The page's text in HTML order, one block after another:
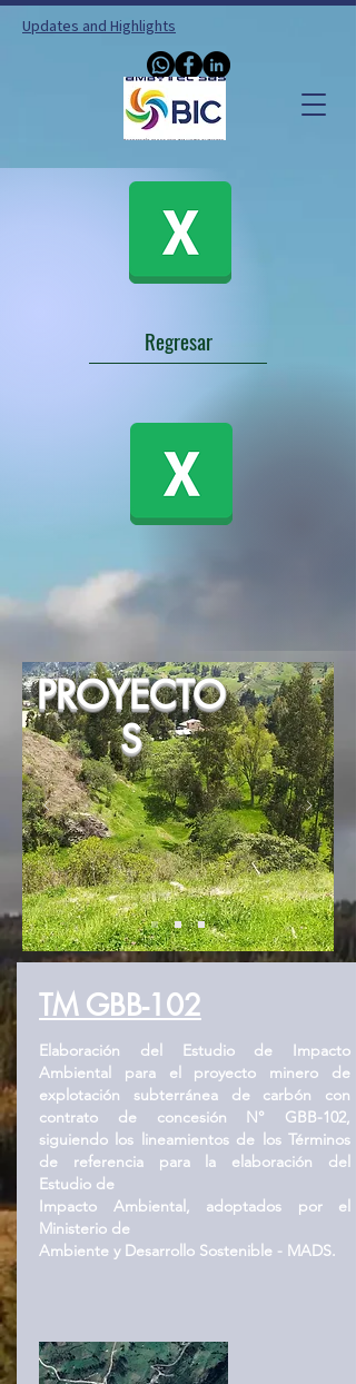
Updates and Highlights
Regresar
PROYECTO
S
TM GBB-102
Elaboración del Estudio de Impacto
Ambiental para el proyecto minero de
explotación subterránea de carbón con
contrato de concesión N° GBB-102,
siguiendo los lineamientos de los Términos
de referencia para la elaboración del
Estudio de
Impacto Ambiental, adoptados por el
Ministerio de
Ambiente y Desarrollo Sostenible - MADS.